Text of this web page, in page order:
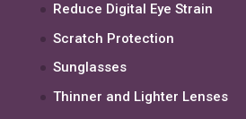
Reduce Digital Eye Strain
Scratch Protection
Sunglasses
Thinner and Lighter Lenses